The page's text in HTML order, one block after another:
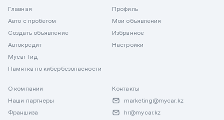
Главная
Авто с пробегом
Создать объявление
Автокредит
Mycar Гид
Памятка по кибербезопасности
Профиль
Мои объявления
Избранное
Настройки
О компании
Наши партнеры
Франшиза
Контакты
marketing@mycar.kz
hr@mycar.kz